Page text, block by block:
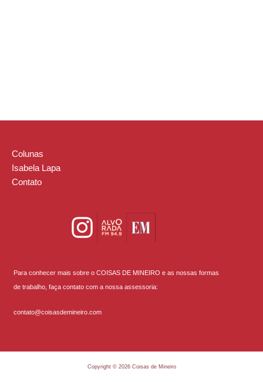
Colunas
Isabela Lapa
Contato
Para conhecer mais sobre o COISAS DE MINEIRO e as nossas formas
de trabalho, faça contato com a nossa assessoria:
contato@coisasdemineiro.com
Copyright © 2026 Coisas de Mineiro